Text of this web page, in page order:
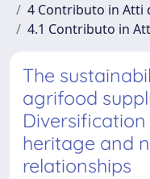
4 Contributo in Atti
4.1 Contributo in
The
agrifood
heritage and
relationships